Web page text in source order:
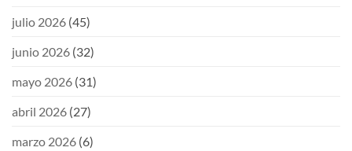
julio 2026 (45)
junio 2026 (32)
mayo 2026 (31)
abril 2026 (27)
marzo 2026 (6)